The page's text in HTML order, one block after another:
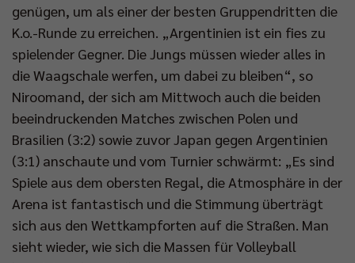
genügen, um als einer der besten Gruppendritten die
K.o.-Runde zu erreichen. „Argentinien ist ein fies zu
spielender Gegner. Die Jungs müssen wieder alles in
die Waagschale werfen, um dabei zu bleiben“, so
Niroomand, der sich am Mittwoch auch die beiden
beeindruckenden Matches zwischen Polen und
Brasilien (3:2) sowie zuvor Japan gegen Argentinien
(3:1) anschaute und vom Turnier schwärmt: „Es sind
Spiele aus dem obersten Regal, die Atmosphäre in der
Arena ist fantastisch und die Stimmung überträgt
sich aus den Wettkampforten auf die Straßen. Man
sieht wieder, wie sich die Massen für Volleyball